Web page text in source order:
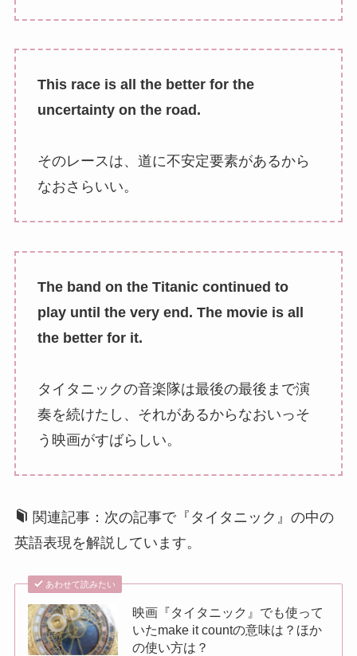
This race is all the better for the
uncertainty on the road.
そのレースは、道に不安定要素があるから
なおさらいい。
The band on the Titanic continued to
play until the very end. The movie is all
the better for it.
タイタニックの音楽隊は最後の最後まで演
奏を続けたし、それがあるからなおいっそ
う映画がすばらしい。
関連記事：次の記事で『タイタニック』の中の
英語表現を解説しています。
あわせて読みたい
映画『タイタニック』でも使って
いたmake it countの意味は？ほか
の使い方は？